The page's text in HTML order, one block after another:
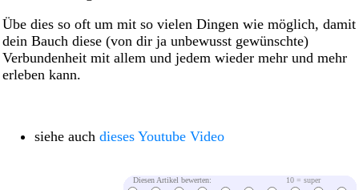
Übe dies so oft um mit so vielen Dingen wie möglich, damit
dein Bauch diese (von dir ja unbewusst gewünschte)
Verbundenheit mit allem und jedem wieder mehr und mehr
erleben kann.
siehe auch dieses Youtube Video
Diesen Artikel bewerten: 10 = super